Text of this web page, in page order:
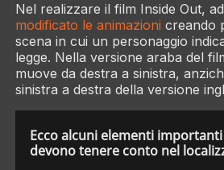
Nel realizzare il film Inside Out,
modificato le animazioni creando
scena in cui un personaggio
legge. Nella versione araba del
muove da destra a sinistra,
sinistra a destra della versione
Ecco alcuni elementi
devono tenere conto nel